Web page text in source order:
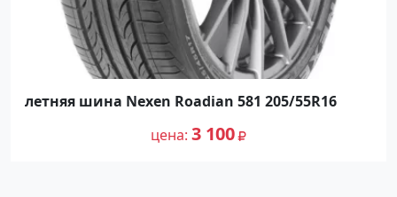
летняя шина Nexen Roadian 581 205/55R16
цена 3 100